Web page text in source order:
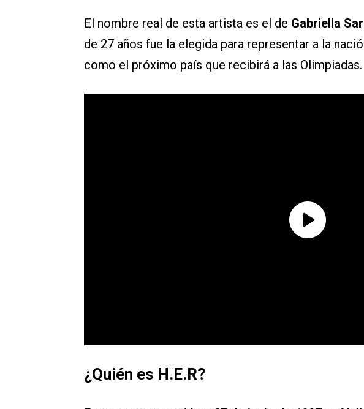
El nombre real de esta artista es el de Gabriella
de 27 años fue la elegida para representar a la
como el próximo país que recibirá a las Olimpiadas.
¿Quién es H.E.R?